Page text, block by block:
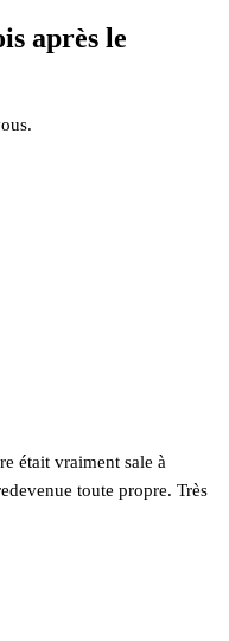
après le
était vraiment sale à
toute propre. Très